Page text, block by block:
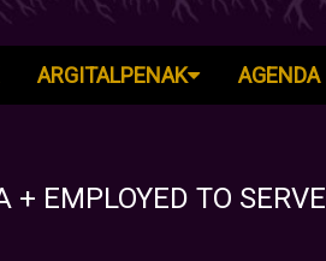
ARGITALPENAK AGENDA
+ EMPLOYED TO SERVE